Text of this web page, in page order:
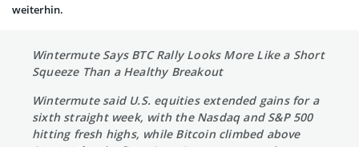
weiterhin.
Wintermute Says BTC Rally Looks More Like a Short
Squeeze Than a Healthy Breakout
Wintermute said U.S. equities extended gains for a
sixth straight week, with the Nasdaq and S&P 500
hitting fresh highs, while Bitcoin climbed above